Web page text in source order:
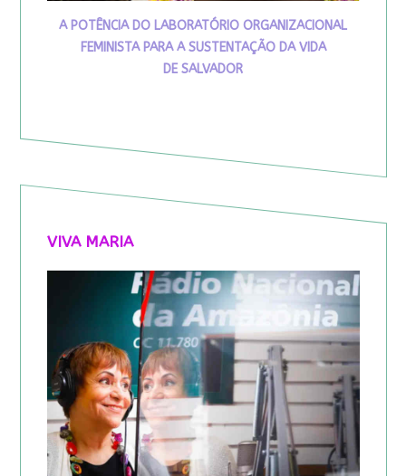
A POTÊNCIA DO LABORATÓRIO ORGANIZACIONAL
FEMINISTA PARA A SUSTENTAÇÃO DA VIDA
DE SALVADOR
VIVA MARIA